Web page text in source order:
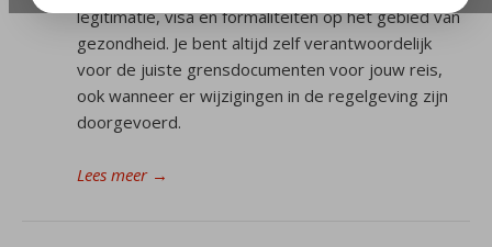
legitimatie, visa en formaliteiten op het gebied van
gezondheid. Je bent altijd zelf verantwoordelijk
voor de juiste grensdocumenten voor jouw reis,
ook wanneer er wijzigingen in de regelgeving zijn
doorgevoerd.
Lees meer→